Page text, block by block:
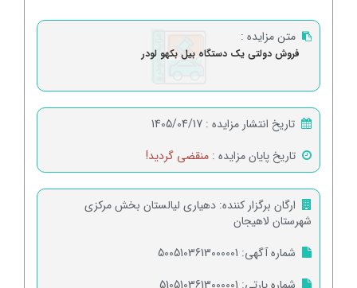
متن مزایده :
فروش دولتی یک دستگاه بیل بکهو لودر
تاریخ انتشار مزایده : 1405/04/17
تاریخ پایان مزایده : منقضی گردید!
ارگان برگزار کننده: دهیاری لیالستان بخش مرکزی
شهرستان لاهیجان
شماره آگهی: 5005103613000001